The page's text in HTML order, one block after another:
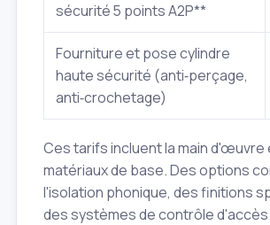
sécurité 5 points A2P**
Fourniture et pose cylindre
haute sécurité (anti‑perçage,
anti‑crochetage)
Ces tarifs incluent la main d'œuvre
matériaux de base. Des options
l'isolation phonique, des finitions
des systèmes de contrôle